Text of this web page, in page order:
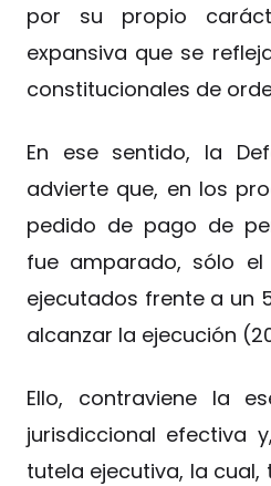
por su propio
expansiva que se
constitucionales de
En ese sentido, la
advierte que, en los
pedido de pago de
fue amparado, sólo el
ejecutados frente a un
alcanzar la ejecución
Ello, contraviene la
jurisdiccional efectiva
tutela ejecutiva, la